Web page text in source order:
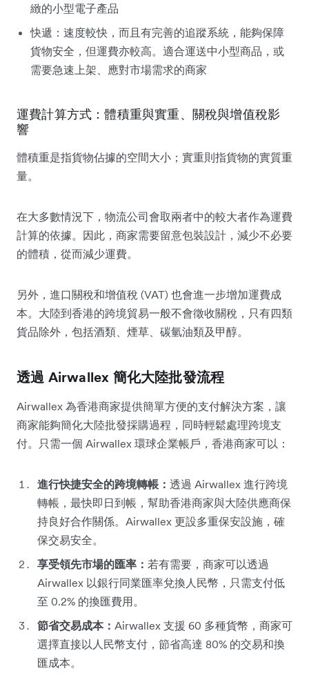
緻的小型電子產品
快遞：速度較快，而且有完善的追蹤系統，能夠保障
貨物安全，但運費亦較高。適合運送中小型商品，或
需要急速上架、應對市場需求的商家
運費計算方式：體積重與實重、關稅與增值稅影
響
體積重是指貨物佔據的空間大小；實重則指貨物的實質重
量。
在大多數情況下，物流公司會取兩者中的較大者作為運費
計算的依據。因此，商家需要留意包裝設計，減少不必要
的體積，從而減少運費。
另外，進口關稅和增值稅 (VAT) 也會進一步增加運費成
本。大陸到香港的跨境貿易一般不會徵收關稅，只有四類
貨品除外，包括酒類、煙草、碳氫油類及甲醇。
透過 Airwallex 簡化大陸批發流程
Airwallex 為香港商家提供簡單方便的支付解決方案，讓
商家能夠簡化大陸批發採購過程，同時輕鬆處理跨境支
付。只需一個 Airwallex 環球企業帳戶，香港商家可以：
進行快捷安全的跨境轉帳： 透過 Airwallex 進行跨境
轉帳，最快即日到帳，幫助香港商家與大陸供應商保
持良好合作關係。Airwallex 更設多重保安設施，確
保交易安全。
享受領先市場的匯率： 若有需要，商家可以透過
Airwallex 以銀行同業匯率兌換人民幣，只需支付低
至 0.2% 的換匯費用。
節省交易成本： Airwallex 支援 60 多種貨幣，商家可
選擇直接以人民幣支付，節省高達 80% 的交易和換
匯成本。